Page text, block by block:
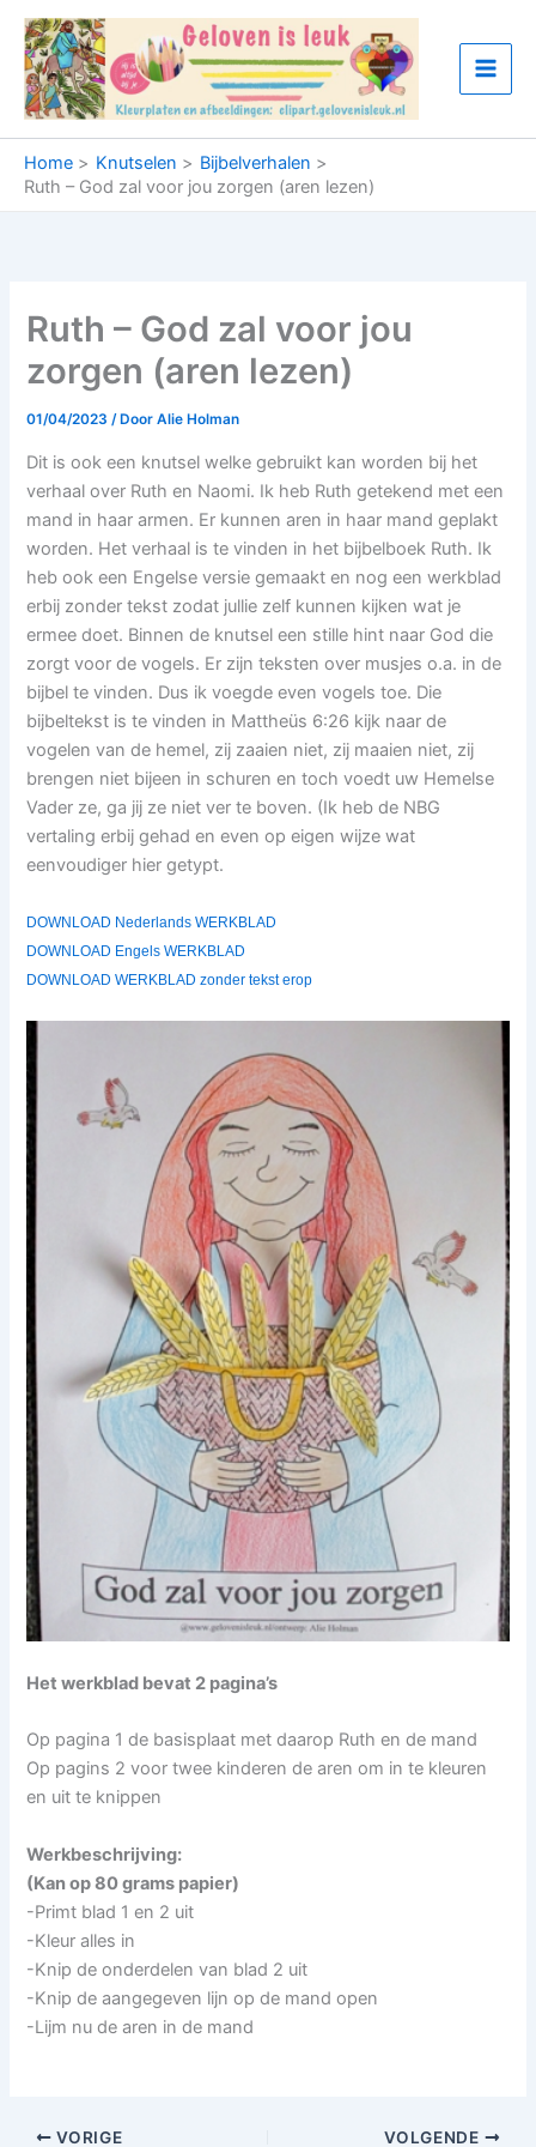
naar
inhoud
Home Knutselen
Bijbelverhalen
Ruth – God zal voor jou zorgen (aren lezen)
Ruth – God zal voor jou
zorgen (aren lezen)
01/04/2023/ DoorAlie Holman
Dit is ook een knutsel welke gebruikt kan worden bij het
verhaal over Ruth en Naomi. Ik heb Ruth getekend met een
mand in haar armen. Er kunnen aren in haar mand geplakt
worden. Het verhaal is te vinden in het bijbelboek Ruth. Ik
heb ook een Engelse versie gemaakt en nog een werkblad
erbij zonder tekst zodat jullie zelf kunnen kijken wat je
ermee doet. Binnen de knutsel een stille hint naar God die
zorgt voor de vogels. Er zijn teksten over musjes o.a. in de
bijbel te vinden. Dus ik voegde even vogels toe. Die
bijbeltekst is te vinden in Mattheüs 6:26 kijk naar de
vogelen van de hemel, zij zaaien niet, zij maaien niet, zij
brengen niet bijeen in schuren en toch voedt uw Hemelse
Vader ze, ga jij ze niet ver te boven. (Ik heb de NBG
vertaling erbij gehad en even op eigen wijze wat
eenvoudiger hier getypt.
DOWNLOAD Nederlands WERKBLAD
DOWNLOAD Engels WERKBLAD
DOWNLOAD WERKBLAD zonder tekst erop
Het werkblad bevat 2 pagina’s
Op pagina 1 de basisplaat met daarop Ruth en de mand
Op pagins 2 voor twee kinderen de aren om in te kleuren
en uit te knippen
Werkbeschrijving:
(Kan op 80 grams papier)
-Primt blad 1 en 2 uit
-Kleur alles in
-Knip de onderdelen van blad 2 uit
-Knip de aangegeven lijn op de mand open
-Lijm nu de aren in de mand
VORIGE VOLGENDE